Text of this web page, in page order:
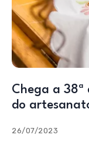
Chega a 38ª
do
26/07/2023